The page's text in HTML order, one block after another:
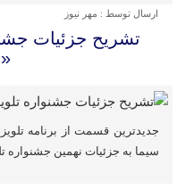
ارسال توسط : مهر نیوز
تشریح جزئیات
جدیدترین قسمت از برنامه‌
سیما به جزئیات نهمین جشنواره‌